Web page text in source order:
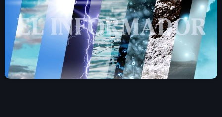
play_arrow LA CAMPESINA 104.5 FM
play_arrow LA CAMPESINA GEORGIA